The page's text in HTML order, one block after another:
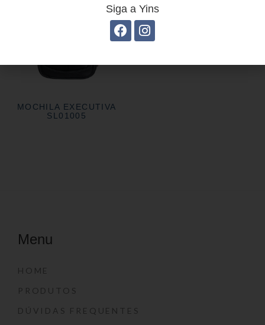
MOCHILA EXECUTIVA
SL01005
Menu
HOME
PRODUTOS
DÚVIDAS FREQUENTES
Siga a Yins